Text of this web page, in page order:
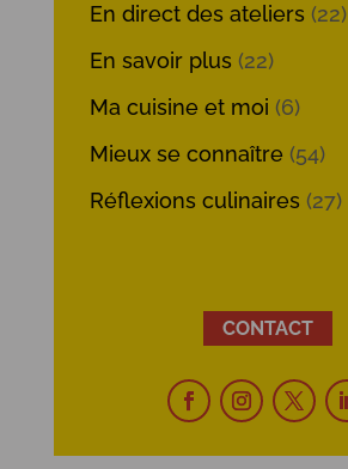
En direct des ateliers (22)
En savoir plus (22)
Ma cuisine et moi (6)
Mieux se connaître (54)
Réflexions culinaires (27)
CONTACT